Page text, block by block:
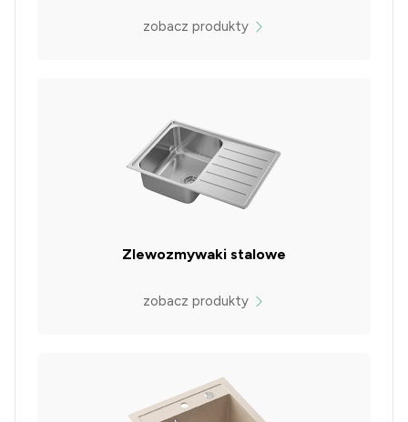
zobacz produkty
Zlewozmywaki stalowe
zobacz produkty